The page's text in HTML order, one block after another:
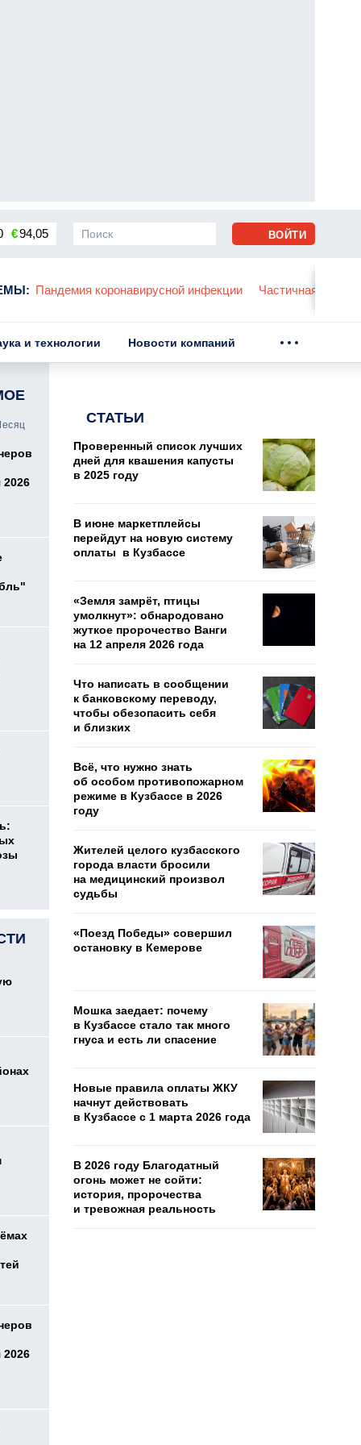
€94,05
: Пандемия коронавирусной инфекции Частичная
ВОЙТИ
и технологии Новости компаний
2026
2026
СТАТЬИ
Проверенный список лучших
дней для квашения капусты
в 2025 году
В июне маркетплейсы
перейдут на новую систему
оплаты в Кузбассе
«Земля замрёт, птицы
умолкнут»: обнародовано
жуткое пророчество Ванги
на 12 апреля 2026 года
Что написать в сообщении
к банковскому переводу,
чтобы обезопасить себя
и близких
Всё, что нужно знать
об особом противопожарном
режиме в Кузбассе в 2026
году
Жителей целого кузбасского
города власти бросили
на медицинский произвол
судьбы
«Поезд Победы» совершил
остановку в Кемерове
Мошка заедает: почему
в Кузбассе стало так много
гнуса и есть ли спасение
Новые правила оплаты ЖКУ
начнут действовать
в Кузбассе с 1 марта 2026 года
В 2026 году Благодатный
огонь может не сойти:
история, пророчества
и тревожная реальность